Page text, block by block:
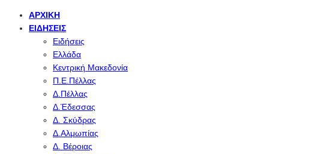
ΑΡΧΙΚΉ
ΕΙΔΉΣΕΙΣ
Ειδήσεις
Ελλάδα
Κεντρική Μακεδονία
Π.Ε.Πέλλας
Δ.Πέλλας
Δ.Έδεσσας
Δ. Σκύδρας
Δ.Αλμωπίας
Δ. Βέροιας